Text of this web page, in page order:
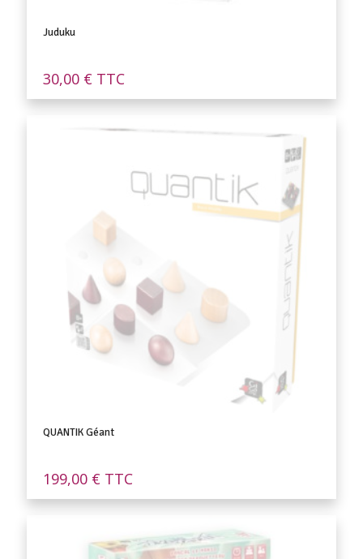
Juduku
30,00 € TTC
QUANTIK Géant
199,00 € TTC